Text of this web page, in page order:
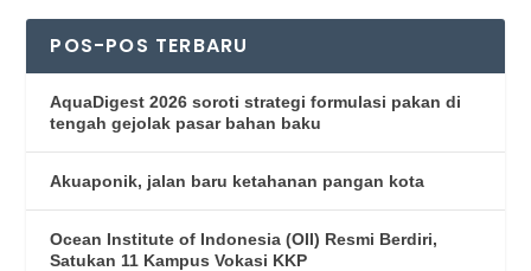
POS-POS TERBARU
AquaDigest 2026 soroti strategi formulasi pakan di
tengah gejolak pasar bahan baku
Akuaponik, jalan baru ketahanan pangan kota
Ocean Institute of Indonesia (OII) Resmi Berdiri,
Satukan 11 Kampus Vokasi KKP